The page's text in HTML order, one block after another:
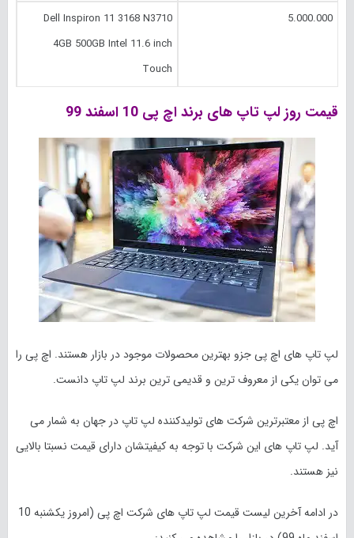
5.000.000
Dell Inspiron 11 3168 N3710
4GB 500GB Intel 11.6 inch
Touch
قیمت روز لپ تاپ های برند اچ پی 10 اسفند 99
لپ تاپ های اچ پی جزو بهترین محصولات موجود در بازار هستند. اچ پی را
می توان یکی از معروف ترین و قدیمی ترین برند لپ تاپ دانست.
اچ پی از معتبرترین شرکت های تولیدکننده لپ تاپ در جهان به شمار می
آید. لپ تاپ های این شرکت با توجه به کیفیتشان دارای قیمت نسبتا بالایی
نیز هستند.
در ادامه آخرین لیست قیمت لپ تاپ های شرکت اچ پی (امروز
یکشنبه 10